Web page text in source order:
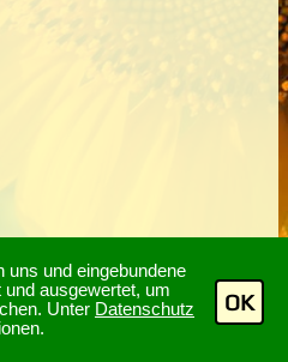
uns und eingebundene
ausgewertet, um
Unter Datenschutz
OK